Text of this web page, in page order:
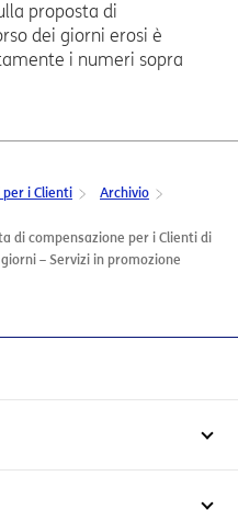
proposta di
dei giorni erosi è
i numeri sopra
i Clienti
Archivio
di compensazione per i Clienti di
– Servizi in promozione
rete fissa